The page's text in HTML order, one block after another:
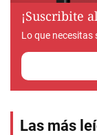
¡Suscribite
Lo que necesitas
Las más